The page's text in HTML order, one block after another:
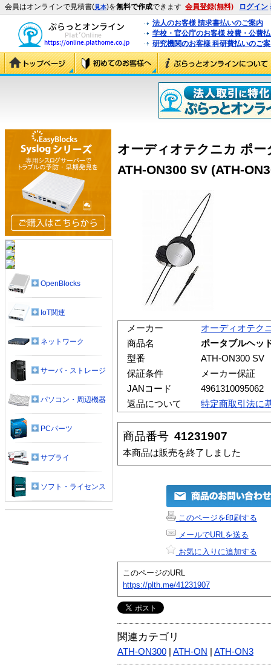
会員はオンラインで見積書(見本)を無料で作成できます 会員登録(無料) ログイン
法人のお客様 請求書払いのご案内
学校・官公庁のお客様 校費・公費
研究機関のお客様 科研費払いのご
オーディオテクニカ ポ
ATH-ON300 SV (ATH-
メーカー
オーディオテク
商品名
ポータブルヘッ
型番
ATH-ON300 SV
保証条件
メーカー保証
JANコード
4961310095062
返品について
特定商取引法に
商品番号 41231907
本商品は販売を終了しました
このページを印刷する
メールでURLを送る
お気に入りに追加する
このページのURL
https://plth.me/41231907
関連カテゴリ
ATH-ON300 ATH-ON ATH-ON3
OpenBlocks
IoT関連
ネットワーク
サーバ・ストレージ
パソコン・周辺機器
PCパーツ
サプライ
ソフト・ライセンス